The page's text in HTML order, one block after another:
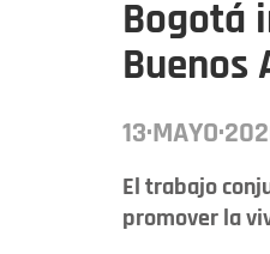
Bogotá
Buenos
El trabajo
promover la